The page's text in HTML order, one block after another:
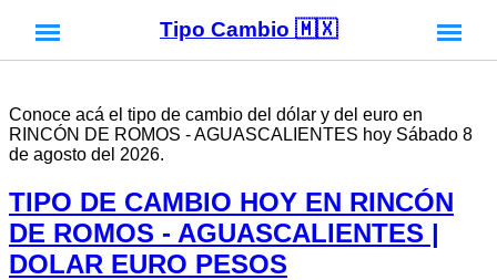
Tipo Cambio 🇲🇽
Conoce acá el tipo de cambio del dólar y del euro en
RINCÓN DE ROMOS - AGUASCALIENTES hoy Sábado 8
de agosto del 2026.
TIPO DE CAMBIO HOY EN RINCÓN
DE ROMOS - AGUASCALIENTES |
DOLAR EURO PESOS